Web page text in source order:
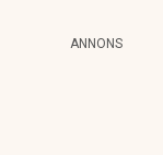
ANNONS